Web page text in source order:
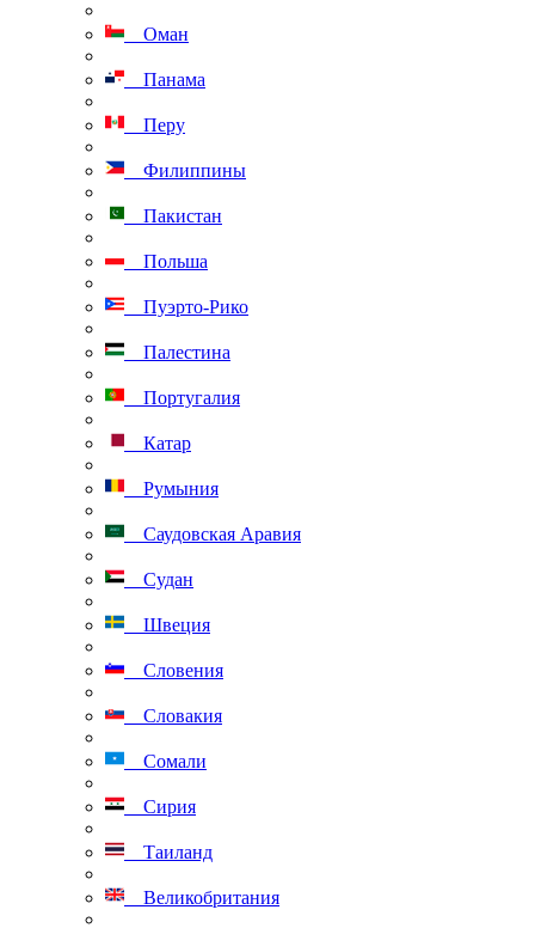
Оман
Панама
Перу
Филиппины
Пакистан
Польша
Пуэрто-Рико
Палестина
Португалия
Катар
Румыния
Саудовская Аравия
Судан
Швеция
Словения
Словакия
Сомали
Сирия
Таиланд
Великобритания